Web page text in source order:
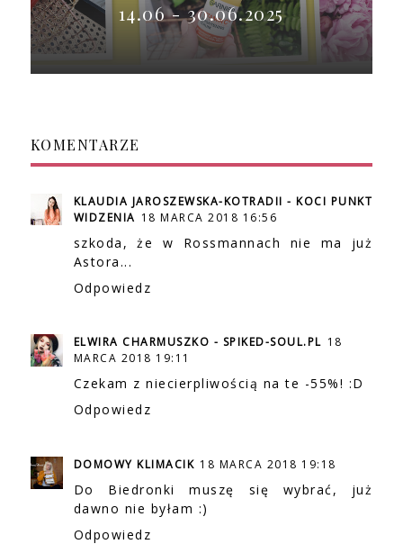
14.06 - 30.06.2025
KOMENTARZE
KLAUDIA JAROSZEWSKA-KOTRADII - KOCI PUNKT
WIDZENIA 18 MARCA 2018 16:56
szkoda, że w Rossmannach nie ma już
Astora...
Odpowiedz
ELWIRA CHARMUSZKO - SPIKED-SOUL.PL 18
MARCA 2018 19:11
Czekam z niecierpliwością na te -55%! :D
Odpowiedz
DOMOWY KLIMACIK 18 MARCA 2018 19:18
Do Biedronki muszę się wybrać, już
dawno nie byłam :)
Odpowiedz